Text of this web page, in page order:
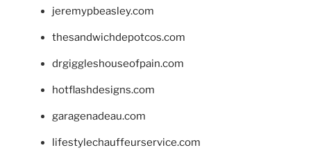
jeremypbeasley.com
thesandwichdepotcos.com
drgiggleshouseofpain.com
hotflashdesigns.com
garagenadeau.com
lifestylechauffeurservice.com